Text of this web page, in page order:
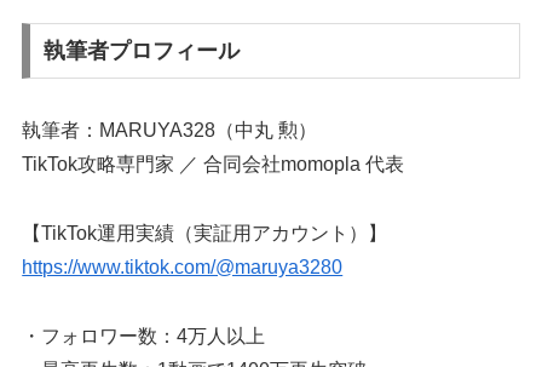
執筆者プロフィール
執筆者：MARUYA328（中丸 勲）
TikTok攻略専門家 ／ 合同会社momopla 代表
【TikTok運用実績（実証用アカウント）】
https://www.tiktok.com/@maruya3280
・フォロワー数：4万人以上